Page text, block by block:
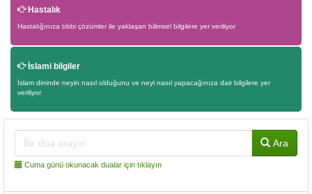
Hastalık
Hastalığınıza tıbbi çözümler ile yaklaşan bilimsel bilgilere yer veriliyor
İslami bilgiler
İslam dininde neyin nasıl olduğunu ve neyi nasıl yapacağınıza dair bilgilere yer
veriliyor
Ara
Cuma günü okunacak dualar için tıklayın